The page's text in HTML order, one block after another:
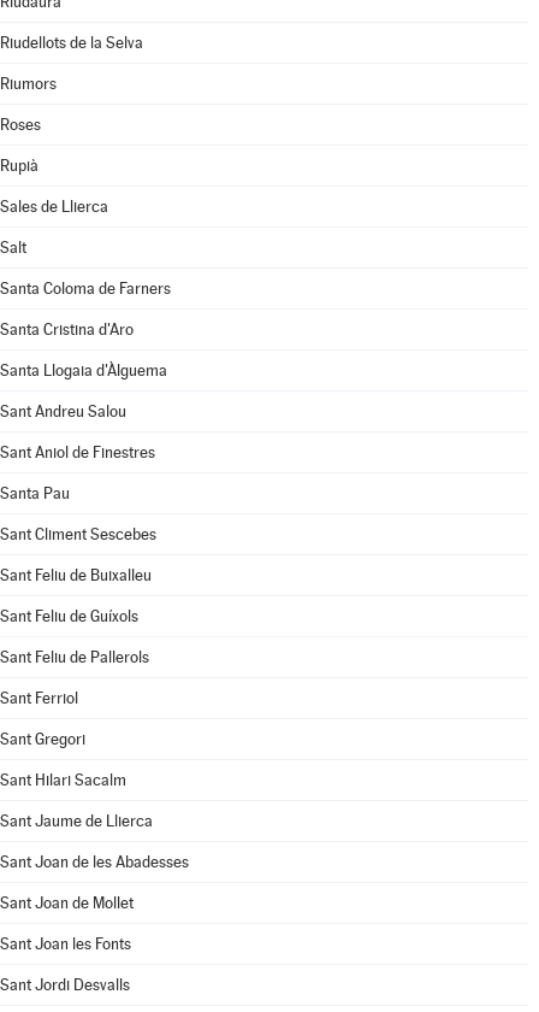
Riudellots de la Selva
Riumors
Roses
Rupià
Sales de Llierca
Salt
Santa Coloma de Farners
Santa Cristina d'Aro
Santa Llogaia d'Àlguema
Sant Andreu Salou
Sant Aniol de Finestres
Santa Pau
Sant Climent Sescebes
Sant Feliu de Buixalleu
Sant Feliu de Guíxols
Sant Feliu de Pallerols
Sant Ferriol
Sant Gregori
Sant Hilari Sacalm
Sant Jaume de Llierca
Sant Joan de les Abadesses
Sant Joan de Mollet
Sant Joan les Fonts
Sant Jordi Desvalls